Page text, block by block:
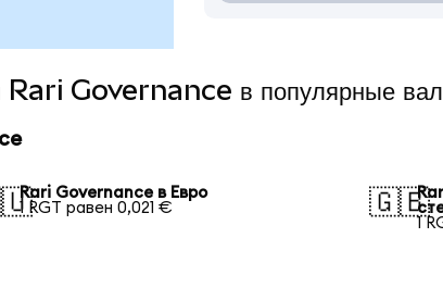
Rari Governance в популярные
Rari Governance в Евро
1 RGT равен 0,021 €
🇬🇧
1